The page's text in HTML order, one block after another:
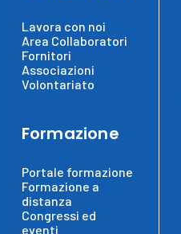
Lavora con noi
Area Collaboratori
Fornitori
Associazioni
Volontariato
Formazione
Portale formazione
Formazione a
distanza
Congressi ed
eventi